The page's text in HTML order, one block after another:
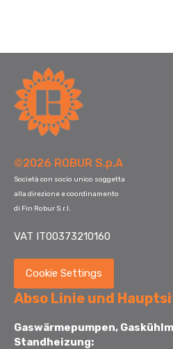
©2026 ROBUR S.p.A
Società con socio unico soggetta
alla direzione e coordinamento
di Fin Robur S.r.l.
VAT IT00373210160
Cookie Settings
Abso Linie und
Gaswärmepumpen,
Standheizung: